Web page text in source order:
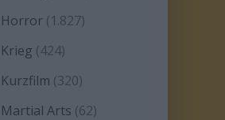
Horror(1.827)
Krieg (424)
Kurzfilm (320)
Martial Arts (62)